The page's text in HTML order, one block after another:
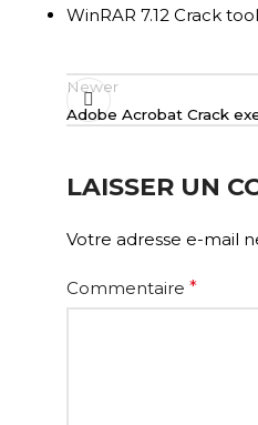
WinRAR 7.12 Crack
Newer
Adobe Acrobat Crack
LAISSER UN
Votre adresse e-mail
Commentaire *